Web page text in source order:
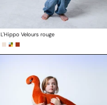
L'Hippo Velours rouge